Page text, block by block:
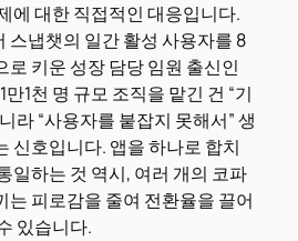
에 대한 직접적인 대응입니다.
스냅챗의 일간 활성 사용자를 8
키운 성장 담당 임원 출신인
1천 명 규모 조직을 맡긴 건 “기
라 “사용자를 붙잡지 못해서” 생
신호입니다. 앱을 하나로 합치
일하는 것 역시, 여러 개의 코파
는 피로감을 줄여 전환율을 끌어
있습니다.